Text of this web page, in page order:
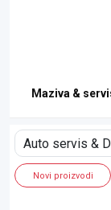
Maziva &
Novi proizvodi